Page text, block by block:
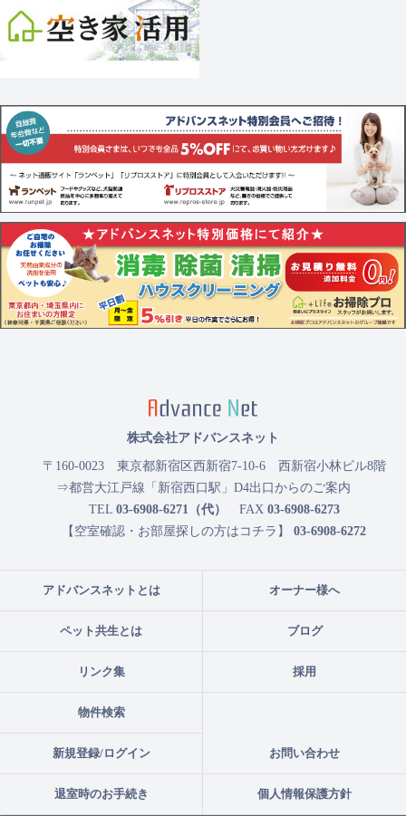
アドバンスネットとは オーナー様へ
ペット共生とは ブログ
リンク集 採用
物件検索
新規登録/ログイン お問い合わせ
退室時のお手続き 個人情報保護方針
株式会社アドバンスネット
〒160-0023 東京都新宿区西新宿7-10-6 西新宿小林ビル8階
⇒都営大江戸線「新宿西口駅」D4出口からのご案内
TEL 03-6908-6271（代） FAX 03-6908-6273
【空室確認・お部屋探しの方はコチラ】 03-6908-6272